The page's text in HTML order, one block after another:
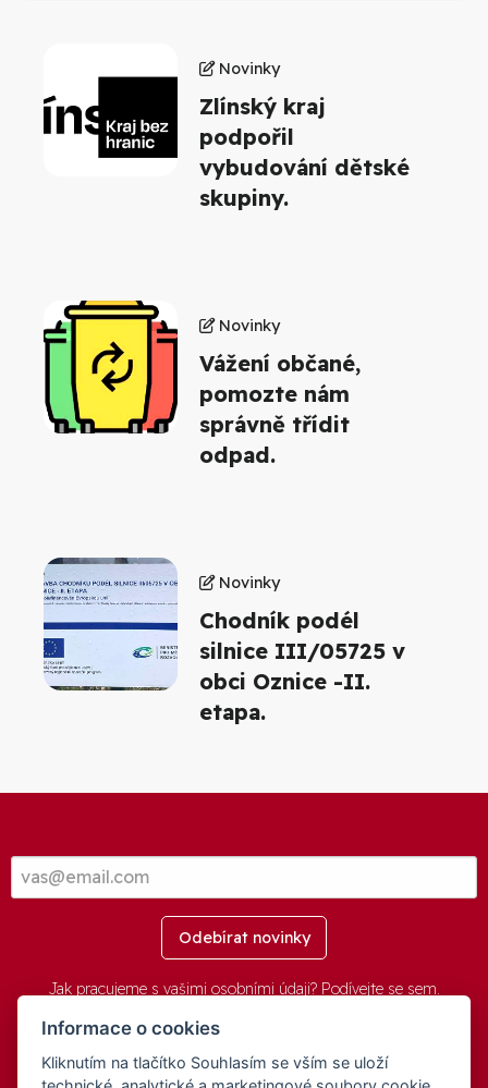
Novinky
Zlínský kraj
podpořil
vybudování dětské
skupiny.
Novinky
Vážení občané,
pomozte nám
správně třídit
odpad.
Novinky
Chodník podél
silnice III/05725 v
obci Oznice -II.
etapa.
Odebírat novinky
Jak pracujeme s vašimi osobními údaji? Podívejte se sem.
© 2016-2026 -aGovernment.cz&Obec Oznice. Software:
aGovernment, Verze:4.0.1.1 - Beta. Číslo Licence: 74274001
Informace o cookies
Kliknutím na tlačítko Souhlasím se vším se uloží